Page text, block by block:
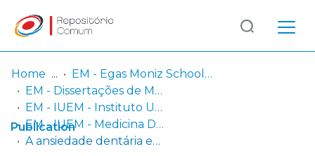
Communities
& Collections
Browse repository
Log
In
(current)
Home
EM - Egas Moniz School of Health & Science
EM - Dissertações de Mestrado
EM - IUEM - Instituto Universitário Egas Moniz
EM - IUEM - Medicina Dentária
A ansiedade dentária em odontopediatria e suas implicações
Publication